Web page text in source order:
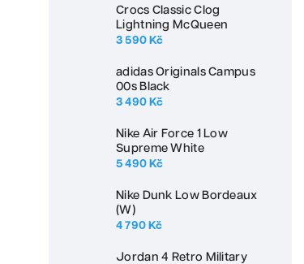
Crocs Classic Clog
Lightning McQueen
3 590 Kč
adidas Originals Campus
00s Black
3 490 Kč
Nike Air Force 1 Low
Supreme White
5 490 Kč
Nike Dunk Low Bordeaux
(W)
4 790 Kč
Jordan 4 Retro Military